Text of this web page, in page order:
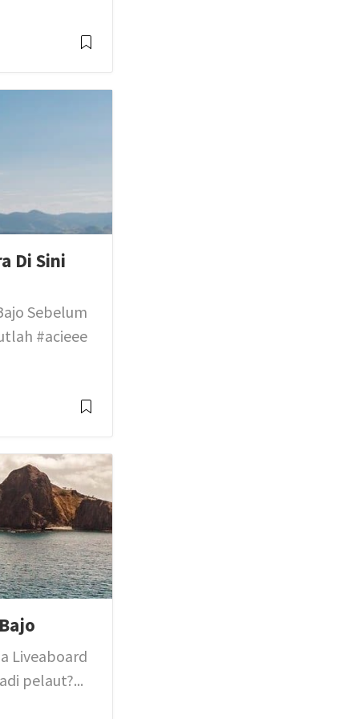
Di Sini
Sebelum
#acieee
Liveaboard
pelaut?...